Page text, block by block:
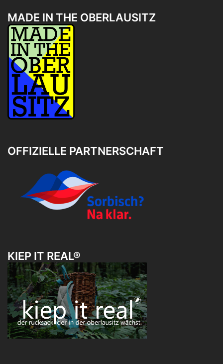
MADE IN THE OBERLAUSITZ
OFFIZIELLE PARTNERSCHAFT
KIEP IT REAL®